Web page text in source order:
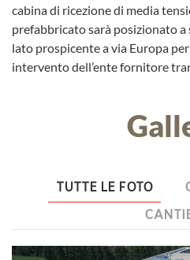
cabina di ricezione di media
prefabbricato sarà posizionato
lato prospicente a via Europa
intervento dell’ente fornitore
TUTTE LE FOTO